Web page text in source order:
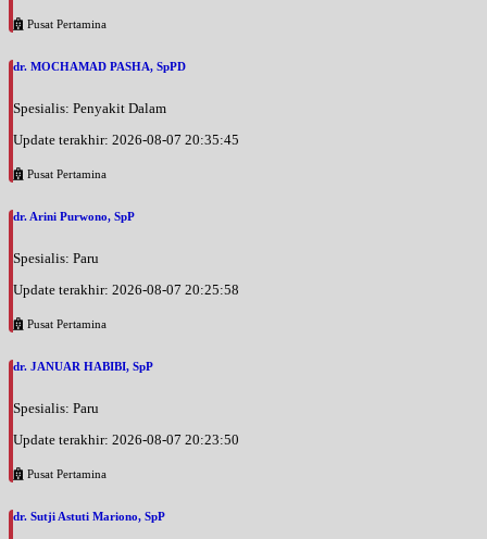
Pusat Pertamina
dr. MOCHAMAD PASHA, SpPD
Spesialis: Penyakit Dalam
Update terakhir: 2026-08-07 20:35:45
Pusat Pertamina
dr. Arini Purwono, SpP
Spesialis: Paru
Update terakhir: 2026-08-07 20:25:58
Pusat Pertamina
dr. JANUAR HABIBI, SpP
Spesialis: Paru
Update terakhir: 2026-08-07 20:23:50
Pusat Pertamina
dr. Sutji Astuti Mariono, SpP